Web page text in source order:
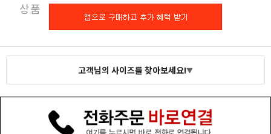
상품 구니
고객님의 사이즈를 찾아보세요!▼